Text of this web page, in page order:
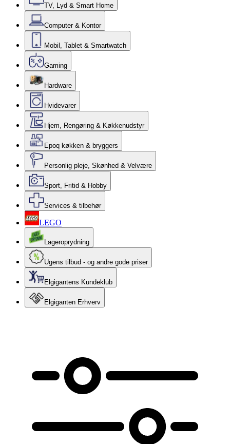
TV, Lyd & Smart Home
Computer & Kontor
Mobil, Tablet & Smartwatch
Gaming
Hardware
Hvidevarer
Hjem, Rengøring & Køkkenudstyr
Epoq køkken & bryggers
Personlig pleje, Skønhed & Velvære
Sport, Fritid & Hobby
Services & tilbehør
LEGO
Lageroprydning
Ugens tilbud - og andre gode priser
Elgigantens Kundeklub
Elgiganten Erhverv